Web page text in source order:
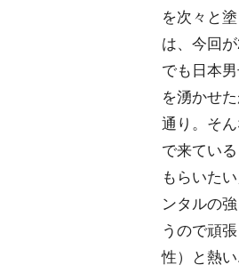
を次々と
は、今回
でも日本
を湧かせ
通り。そ
で来てい
もらいた
ンタルの
うので頑
性）と熱